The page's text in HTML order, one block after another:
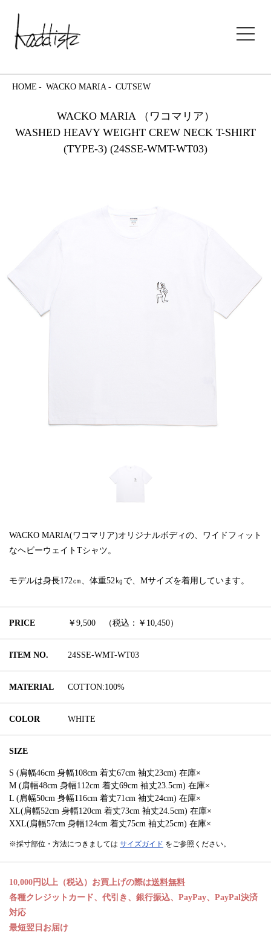
kaddish development store
HOME WACKO MARIA CUTSEW
WACKO MARIA （ワコマリア）
WASHED HEAVY WEIGHT CREW NECK T-SHIRT
(TYPE-3) (24SSE-WMT-WT03)
WACKO MARIA(ワコマリア)オリジナルボディの、ワイドフィット
なヘビーウェイトTシャツ。
モデルは身長172㎝、体重52㎏で、Mサイズを着用しています。
PRICE ￥9,500 （税込：￥10,450）
ITEM NO. 24SSE-WMT-WT03
MATERIAL COTTON:100%
COLOR WHITE
SIZE
S (肩幅46cm 身幅108cm 着丈67cm 袖丈23cm) 在庫×
M (肩幅48cm 身幅112cm 着丈69cm 袖丈23.5cm) 在庫×
L (肩幅50cm 身幅116cm 着丈71cm 袖丈24cm) 在庫×
XL(肩幅52cm 身幅120cm 着丈73cm 袖丈24.5cm) 在庫×
XXL(肩幅57cm 身幅124cm 着丈75cm 袖丈25cm) 在庫×
※採寸部位・方法につきましては サイズガイド をご参照ください。
10,000円以上（税込）お買上げの際は送料無料
各種クレジットカード、代引き、銀行振込、PayPay、PayPal決済
対応
最短翌日お届け